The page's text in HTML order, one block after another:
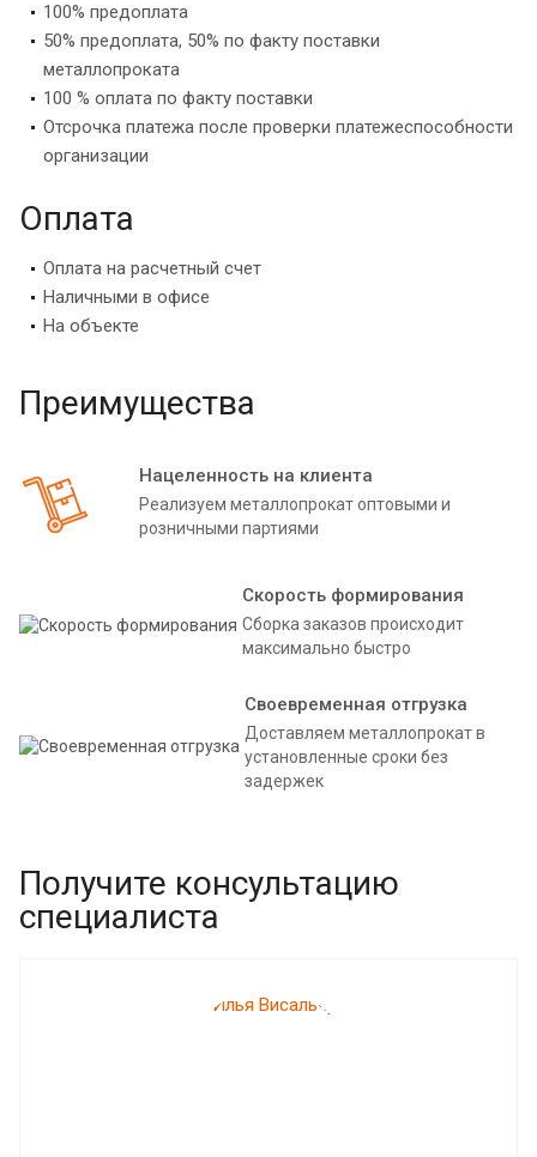
100% предоплата
50% предоплата, 50% по факту поставки
металлопроката
100 % оплата по факту поставки
Отсрочка платежа после проверки платежеспособности
организации
Оплата
Оплата на расчетный счет
Наличными в офисе
На объекте
Преимущества
Нацеленность на клиента
Реализуем металлопрокат оптовыми и
розничными партиями
Скорость формирования
Сборка заказов происходит
максимально быстро
Своевременная отгрузка
Доставляем металлопрокат в
установленные сроки без
задержек
Получите консультацию
специалиста